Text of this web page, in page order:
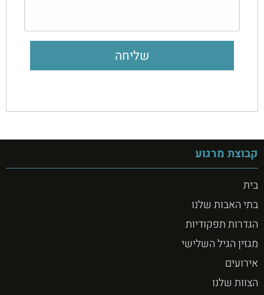
קבוצת מרגוע
בית
בתי האבות שלנו
הגדרות תפקודיות
מגזין הגיל השלישי
אירועים
הצוות שלנו